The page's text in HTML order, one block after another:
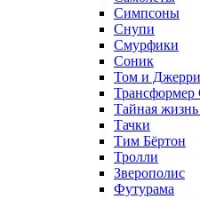
Симпсоны
Снупи
Смурфики
Соник
Том и Джерри
Трансформер
Тайная
Тачки
Тим Бёртон
Тролли
Зверополис
Футурама